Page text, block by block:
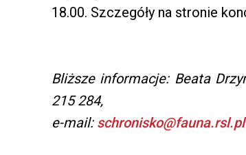
18.00. Szczegóły na stronie
Bliższe informacje: Beata
215 284,
e-mail: schronisko@fauna.rsl.pl